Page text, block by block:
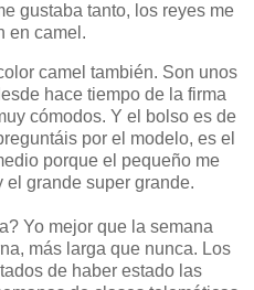
gustaba tanto, los reyes me
en camel.
camel también. Son unos
hace tiempo de la firma
cómodos. Y el bolso es de
por el modelo, es el
porque el pequeño me
el grande super grande.
Yo mejor que la semana
más larga que nunca. Los
de haber estado las